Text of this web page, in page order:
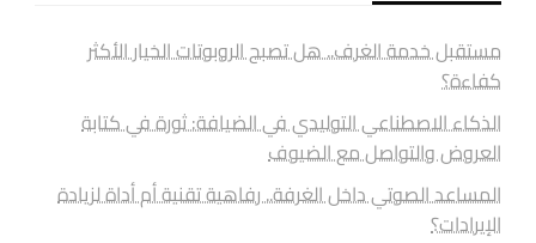
مستقبل خدمة الغرف.. هل تصبح الروبوتات الخيار الأكثر
كفاءة؟
الذكاء الاصطناعي التوليدي في الضيافة: ثورة في كتابة
العروض والتواصل مع الضيوف
المساعد الصوتي داخل الغرفة.. رفاهية تقنية أم أداة لزيادة
الإيرادات؟